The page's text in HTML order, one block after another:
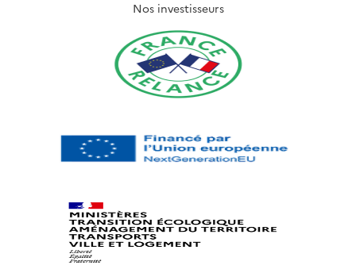
Nos investisseurs